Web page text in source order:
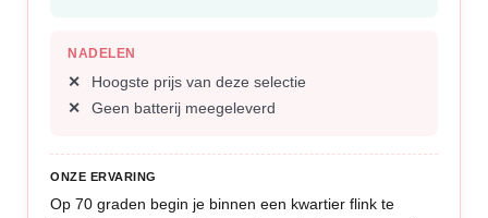
NADELEN
Hoogste prijs van deze selectie
Geen batterij meegeleverd
ONZE ERVARING
Op 70 graden begin je binnen een kwartier flink te